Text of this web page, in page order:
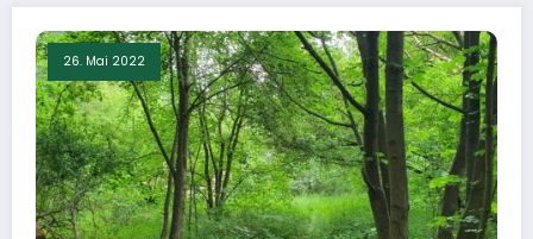
26. Mai 2022